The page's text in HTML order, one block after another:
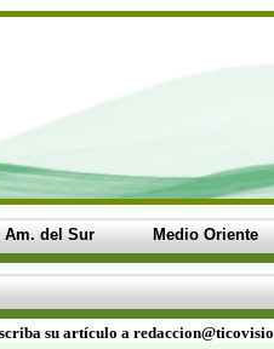
Am. del Sur Medio Oriente
su artículo a